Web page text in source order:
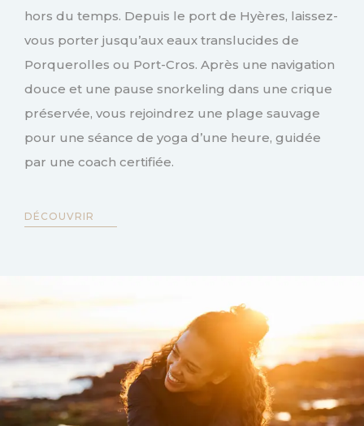
hors du temps. Depuis le port de Hyères, laissez-
vous porter jusqu’aux eaux translucides de
Porquerolles ou Port-Cros. Après une navigation
douce et une pause snorkeling dans une crique
préservée, vous rejoindrez une plage sauvage
pour une séance de yoga d’une heure, guidée
par une coach certifiée.
DÉCOUVRIR